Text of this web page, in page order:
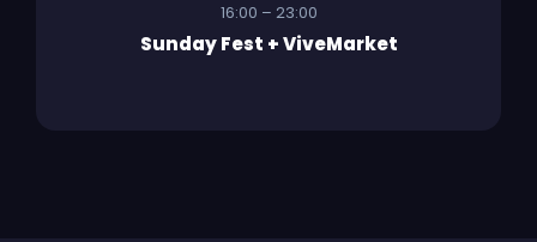
16:00 – 23:00
Sunday Fest + ViveMarket